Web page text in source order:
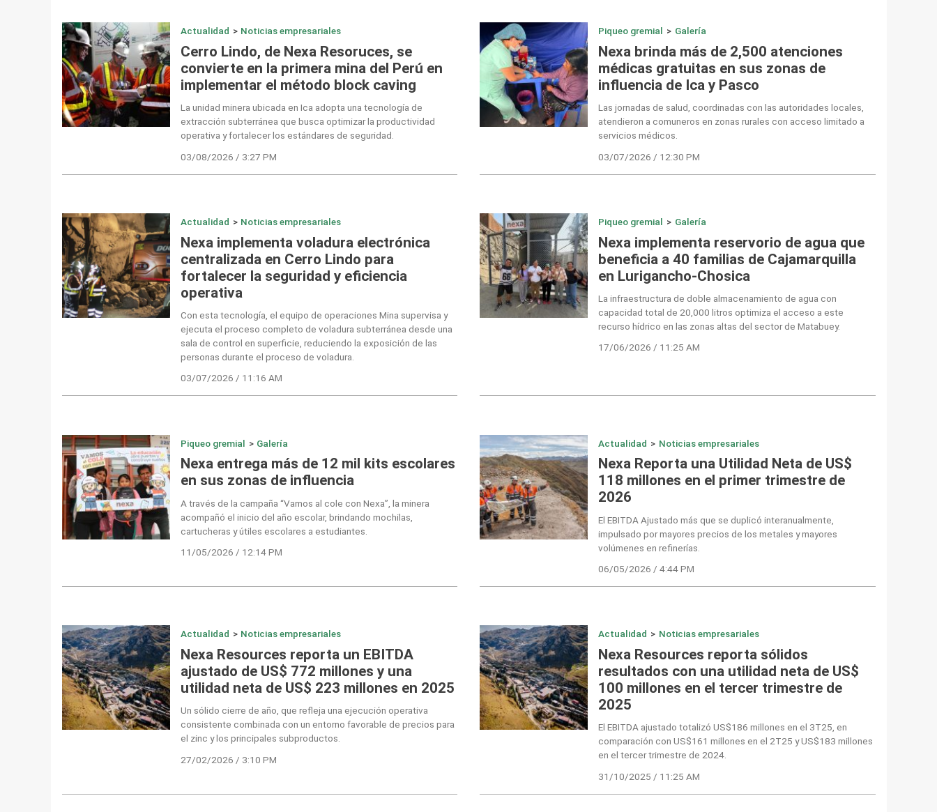
Actualidad > Noticias empresariales
Cerro Lindo, de Nexa Resoruces, se
convierte en la primera mina del Perú en
implementar el método block caving
La unidad minera ubicada en Ica adopta una tecnología de
extracción subterránea que busca optimizar la productividad
operativa y fortalecer los estándares de seguridad.
03/08/2026 / 3:27 PM
Piqueo gremial > Galería
Nexa brinda más de 2,500 atenciones
médicas gratuitas en sus zonas de
influencia de Ica y Pasco
Las jornadas de salud, coordinadas con las autoridades locales,
atendieron a comuneros en zonas rurales con acceso limitado a
servicios médicos.
03/07/2026 / 12:30 PM
Actualidad > Noticias empresariales
Nexa implementa voladura electrónica
centralizada en Cerro Lindo para
fortalecer la seguridad y eficiencia
operativa
Con esta tecnología, el equipo de operaciones Mina supervisa y
ejecuta el proceso completo de voladura subterránea desde una
sala de control en superficie, reduciendo la exposición de las
personas durante el proceso de voladura.
03/07/2026 / 11:16 AM
Piqueo gremial > Galería
Nexa implementa reservorio de agua que
beneficia a 40 familias de Cajamarquilla
en Lurigancho-Chosica
La infraestructura de doble almacenamiento de agua con
capacidad total de 20,000 litros optimiza el acceso a este
recurso hídrico en las zonas altas del sector de Matabuey.
17/06/2026 / 11:25 AM
Piqueo gremial > Galería
Nexa entrega más de 12 mil kits escolares
en sus zonas de influencia
A través de la campaña “Vamos al cole con Nexa”, la minera
acompañó el inicio del año escolar, brindando mochilas,
cartucheras y útiles escolares a estudiantes.
11/05/2026 / 12:14 PM
Actualidad > Noticias empresariales
Nexa Reporta una Utilidad Neta de US$
118 millones en el primer trimestre de
2026
El EBITDA Ajustado más que se duplicó interanualmente,
impulsado por mayores precios de los metales y mayores
volúmenes en refinerías.
06/05/2026 / 4:44 PM
Actualidad > Noticias empresariales
Nexa Resources reporta un EBITDA
ajustado de US$ 772 millones y una
utilidad neta de US$ 223 millones en 2025
Un sólido cierre de año, que refleja una ejecución operativa
consistente combinada con un entorno favorable de precios para
el zinc y los principales subproductos.
27/02/2026 / 3:10 PM
Actualidad > Noticias empresariales
Nexa Resources reporta sólidos
resultados con una utilidad neta de US$
100 millones en el tercer trimestre de
2025
El EBITDA ajustado totalizó US$186 millones en el 3T25, en
comparación con US$161 millones en el 2T25 y US$183 millones
en el tercer trimestre de 2024.
31/10/2025 / 11:25 AM